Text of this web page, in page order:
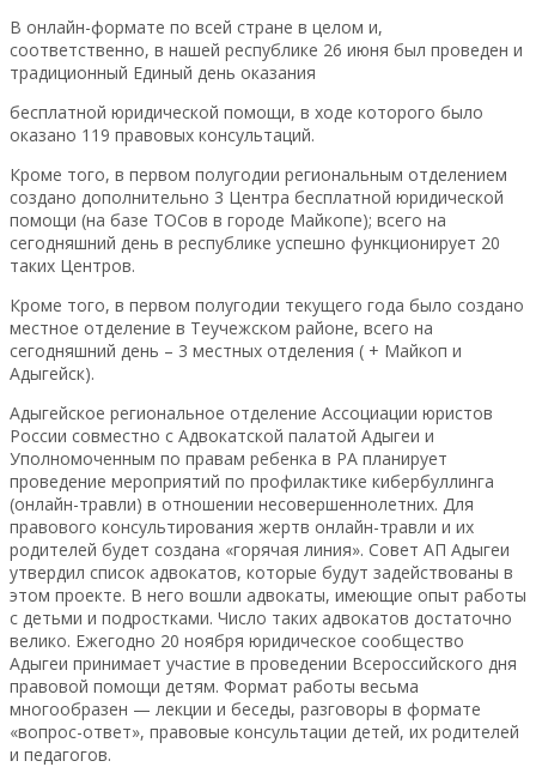
В онлайн-формате по всей стране в целом и,
соответственно, в нашей республике 26 июня был проведен и
традиционный Единый день оказания
бесплатной юридической помощи, в ходе которого было
оказано 119 правовых консультаций.
Кроме того, в первом полугодии региональным отделением
создано дополнительно 3 Центра бесплатной юридической
помощи (на базе ТОСов в городе Майкопе); всего на
сегодняшний день в республике успешно функционирует 20
таких Центров.
Кроме того, в первом полугодии текущего года было создано
местное отделение в Теучежском районе, всего на
сегодняшний день – 3 местных отделения ( + Майкоп и
Адыгейск).
Адыгейское региональное отделение Ассоциации юристов
России совместно с Адвокатской палатой Адыгеи и
Уполномоченным по правам ребенка в РА планирует
проведение мероприятий по профилактике кибербуллинга
(онлайн-травли) в отношении несовершеннолетних. Для
правового консультирования жертв онлайн-травли и их
родителей будет создана «горячая линия». Совет АП Адыгеи
утвердил список адвокатов, которые будут задействованы в
этом проекте. В него вошли адвокаты, имеющие опыт работы
с детьми и подростками. Число таких адвокатов достаточно
велико. Ежегодно 20 ноября юридическое сообщество
Адыгеи принимает участие в проведении Всероссийского дня
правовой помощи детям. Формат работы весьма
многообразен — лекции и беседы, разговоры в формате
«вопрос-ответ», правовые консультации детей, их родителей
и педагогов.